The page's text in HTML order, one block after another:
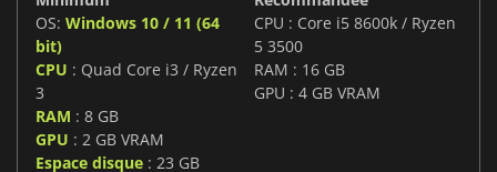
OS: Windows 10 / 11 (64
bit)
CPU : Quad Core i3 / Ryzen
3
RAM : 8 GB
GPU : 2 GB VRAM
Espace disque : 23 GB
CPU : Core i5 8600k / Ryzen
5 3500
RAM : 16 GB
GPU : 4 GB VRAM